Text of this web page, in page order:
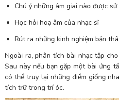
Chú ý những âm giai nào được sử
Học hỏi hoạ âm của nhạc sĩ
Rút ra những kinh nghiệm bản
Ngoài ra, phân tích bài nhạc tập
Sau này nếu bạn gặp một bài ứng
có thể truy lại những điểm giống
tích trữ trong trí óc.